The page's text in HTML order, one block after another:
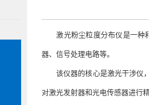
激光粉尘粒度分布仪是一种利
器、信号处理电路等。
该仪器的核心是激光干涉仪，
对激光发射器和光电传感器进行